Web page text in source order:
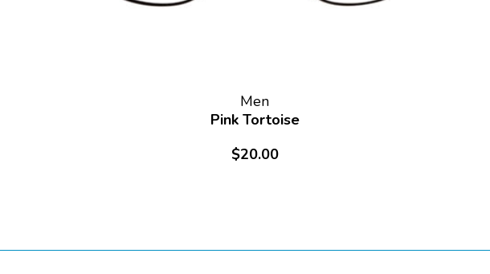
Men
Pink Tortoise
$20.00